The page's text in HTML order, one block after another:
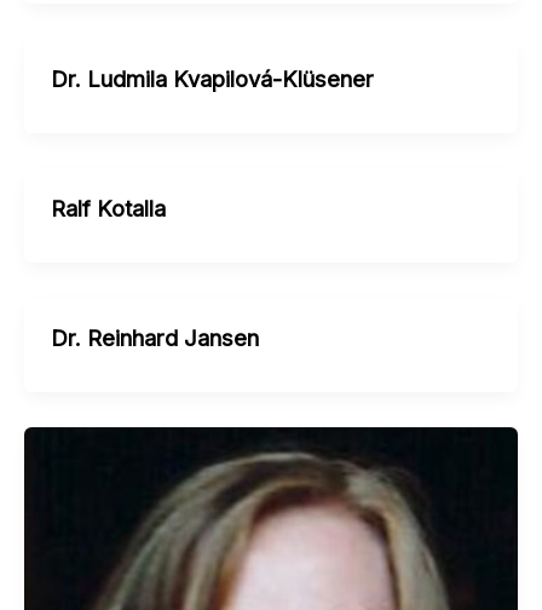
Dr. Ludmila Kvapilová-Klüsener
Ralf Kotalla
Dr. Reinhard Jansen